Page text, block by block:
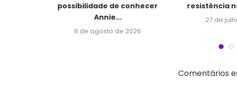
possibilidade de conhecer
Annie...
6 de agosto de 2026
resistência
27 de
Comentários